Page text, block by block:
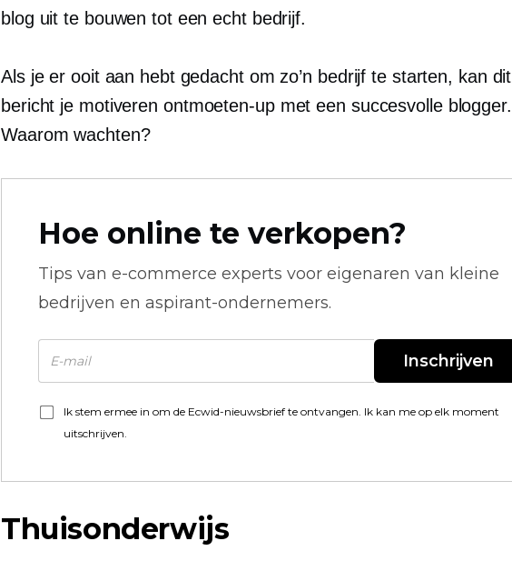
blog uit te bouwen tot een echt bedrijf.
Als je er ooit aan hebt gedacht om zo’n bedrijf te starten, kan dit
bericht je motiveren ontmoeten-upmet een succesvolle blogger.
Waarom wachten?
Hoe online te verkopen?
Tips van e-commerce experts voor eigenaren van kleine
bedrijven en aspirant-ondernemers.
Inschrijven
Ik stem ermee in om de Ecwid-nieuwsbrief te ontvangen. Ik kan me op elk moment
uitschrijven.
Thuisonderwijs